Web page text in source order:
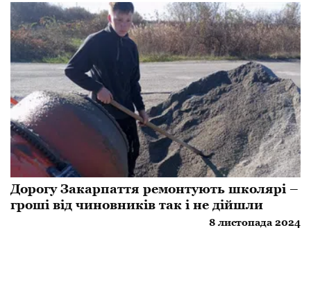
Дорогу Закарпаття ремонтують школярі –
гроші від чиновників так і не дійшли
8 листопада 2024